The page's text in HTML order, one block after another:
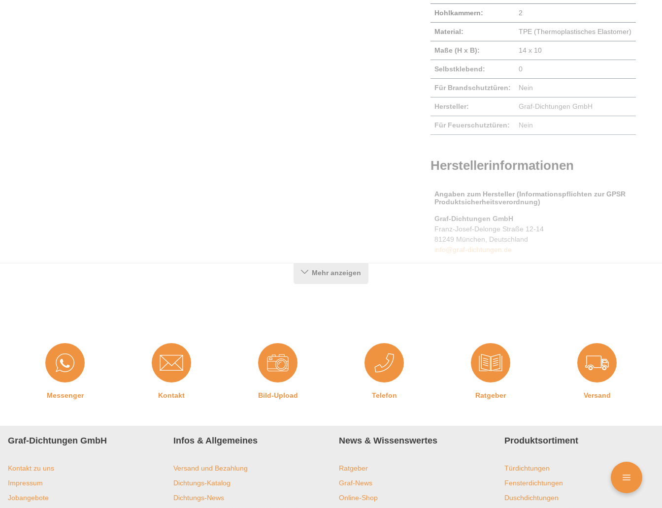
Hohlkammern: 2
Material: TPE (Thermoplastisches Elastomer)
Maße (H x B): 14 x 10
Selbstklebend: 0
Für Brandschutztüren: Nein
Hersteller: Graf-Dichtungen GmbH
Für Feuerschutztüren: Nein
Herstellerinformationen
Angaben zum Hersteller (Informationspflichten zur GPSR
Produktsicherheitsverordnung)
Graf-Dichtungen GmbH
Franz-Josef-Delonge Straße 12-14
81249 München, Deutschland
info@graf-dichtungen.de
Mehr anzeigen
Messenger Kontakt Bild-Upload Telefon Ratgeber Versand
Graf-Dichtungen GmbH
Kontakt zu uns
Impressum
Jobangebote
Infos & Allgemeines
Versand und Bezahlung
Dichtungs-Katalog
Dichtungs-News
News & Wissenswertes
Ratgeber
Graf-News
Online-Shop
Produktsortiment
Türdichtungen
Fensterdichtungen
Duschdichtungen